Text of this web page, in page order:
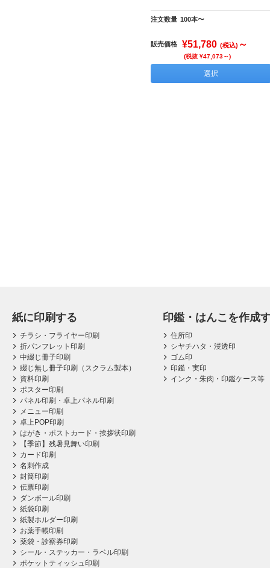
注文数量 100本〜
販売価格 ¥51,780 (税込) ～
(税抜 ¥47,073～)
選択
紙に印刷する
チラシ・フライヤー印刷
折パンフレット印刷
中綴じ冊子印刷
綴じ無し冊子印刷（スクラム製本）
資料印刷
ポスター印刷
パネル印刷・卓上パネル印刷
メニュー印刷
卓上POP印刷
はがき・ポストカード・挨拶状印刷
【季節】残暑見舞い印刷
カード印刷
名刺作成
封筒印刷
伝票印刷
ダンボール印刷
紙袋印刷
紙製ホルダー印刷
お薬手帳印刷
薬袋・診察券印刷
シール・ステッカー・ラベル印刷
ポケットティッシュ印刷
印鑑・はんこを作成
住所印
シヤチハタ・浸透印
ゴム印
印鑑・実印
インク・朱肉・印鑑ケース等